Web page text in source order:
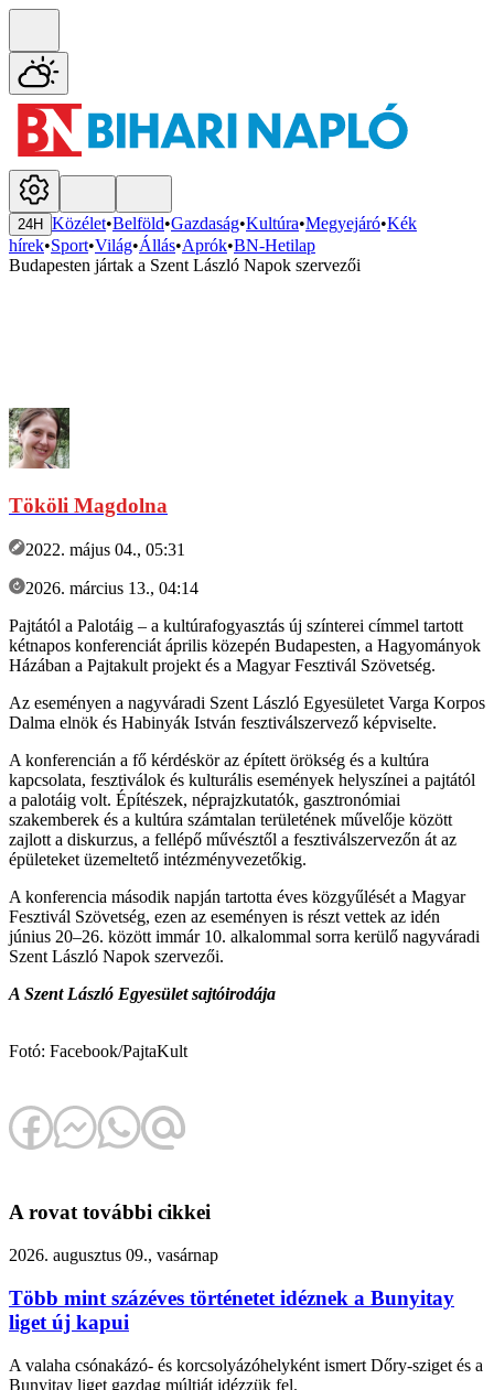
24H Közélet•Belföld•Gazdaság•Kultúra•Megyejáró•Kék
hírek•Sport•Világ•Állás•Aprók•BN-Hetilap
Budapesten jártak a Szent László Napok szervezői
Tököli Magdolna
2022. május 04., 05:31
2026. március 13., 04:14
Pajtától a Palotáig – a kultúrafogyasztás új színterei címmel tartott
kétnapos konferenciát április közepén Budapesten, a Hagyományok
Házában a Pajtakult projekt és a Magyar Fesztivál Szövetség.
Az eseményen a nagyváradi Szent László Egyesületet Varga Korpos
Dalma elnök és Habinyák István fesztiválszervező képviselte.
A konferencián a fő kérdéskör az épített örökség és a kultúra
kapcsolata, fesztiválok és kulturális események helyszínei a pajtától
a palotáig volt. Építészek, néprajzkutatók, gasztronómiai
szakemberek és a kultúra számtalan területének művelője között
zajlott a diskurzus, a fellépő művésztől a fesztiválszervezőn át az
épületeket üzemeltető intézményvezetőkig.
A konferencia második napján tartotta éves közgyűlését a Magyar
Fesztivál Szövetség, ezen az eseményen is részt vettek az idén
június 20–26. között immár 10. alkalommal sorra kerülő nagyváradi
Szent László Napok szervezői.
A Szent László Egyesület sajtóirodája
Fotó: Facebook/PajtaKult
A rovat további cikkei
2026. augusztus 09., vasárnap
Több mint százéves történetet idéznek a Bunyitay
liget új kapui
A valaha csónakázó- és korcsolyázóhelyként ismert Dőry-sziget és a
Bunyitay liget gazdag múltját idézzük fel.